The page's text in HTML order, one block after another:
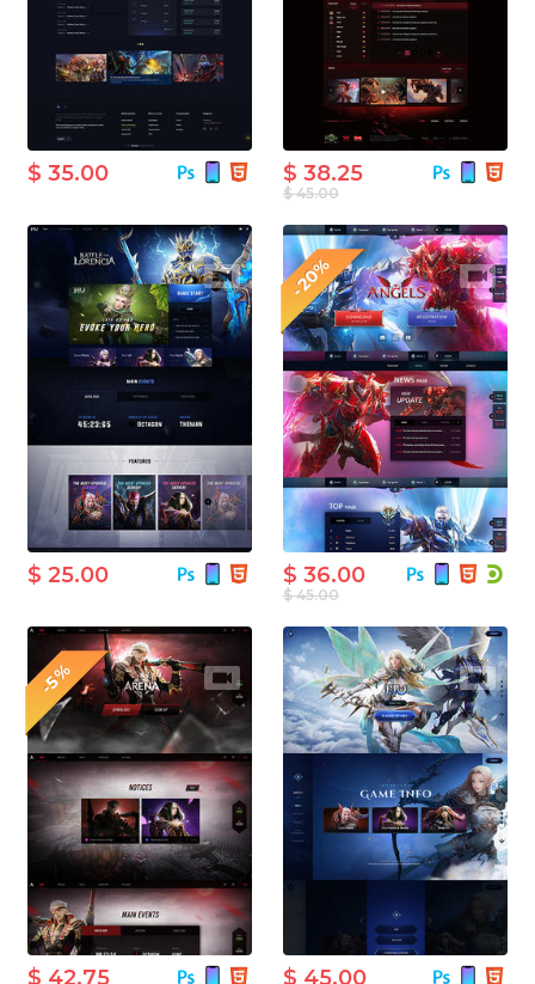
$ 35.00
$ 45.00
$ 38.25
$ 25.00
-20%
$ 45.00
$ 36.00
-5%
$ 42.75 $ 45.00